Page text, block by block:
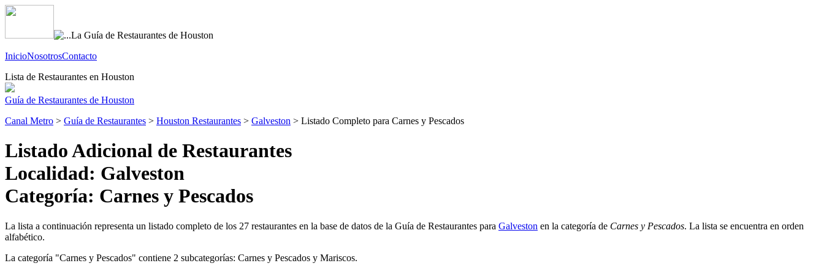
InicioNosotrosContacto
Lista de Restaurantes en Houston
Guía de Restaurantes de Houston
Canal Metro > Guía de Restaurantes > Houston Restaurantes > Galveston > Listado Completo para Carnes y Pescados
Listado Adicional de Restaurantes
Localidad: Galveston
Categoría: Carnes y Pescados
La lista a continuación representa un listado completo de los 27 restaurantes en la base de datos de la Guía de Restaurantes para Galveston en la categoría de Carnes y Pescados. La lista se encuentra en orden
alfabético.
La categoría "Carnes y Pescados" contiene 2 subcategorías: Carnes y Pescados y Mariscos.